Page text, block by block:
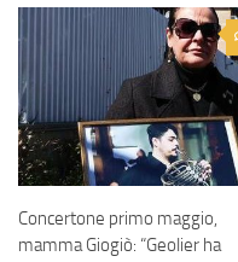
Concertone primo maggio,
mamma Giogiò: “Geolier ha